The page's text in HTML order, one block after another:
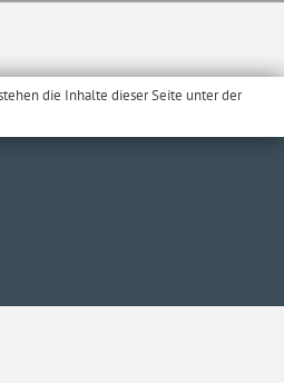
die Inhalte dieser Seite unter der